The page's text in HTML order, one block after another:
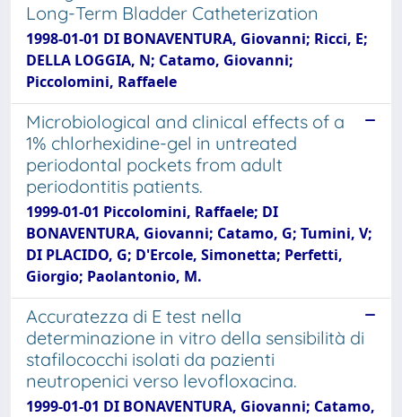
Long-Term Bladder Catheterization
1998-01-01 DI BONAVENTURA, Giovanni; Ricci, E;
DELLA LOGGIA, N; Catamo, Giovanni;
Piccolomini, Raffaele
Microbiological and clinical effects of a
1% chlorhexidine-gel in untreated
periodontal pockets from adult
periodontitis patients.
1999-01-01 Piccolomini, Raffaele; DI
BONAVENTURA, Giovanni; Catamo, G; Tumini, V;
DI PLACIDO, G; D'Ercole, Simonetta; Perfetti,
Giorgio; Paolantonio, M.
Accuratezza di E test nella
determinazione in vitro della sensibilità di
stafilococchi isolati da pazienti
neutropenici verso levofloxacina.
1999-01-01 DI BONAVENTURA, Giovanni; Catamo,